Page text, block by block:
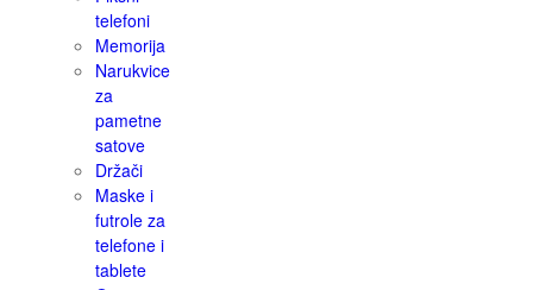
telefoni
Memorija
Narukvice
za
pametne
satove
Držači
Maske i
futrole za
telefone i
tablete